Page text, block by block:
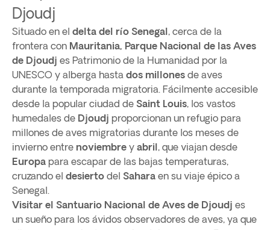
Djoudj
Situado en el delta del río Senegal, cerca de la
frontera con Mauritania, Parque Nacional de las Aves
de Djoudj es Patrimonio de la Humanidad por la
UNESCO y alberga hasta dos millones de aves
durante la temporada migratoria. Fácilmente accesible
desde la popular ciudad de Saint Louis, los vastos
humedales de Djoudj proporcionan un refugio para
millones de aves migratorias durante los meses de
invierno entre noviembre y abril, que viajan desde
Europa para escapar de las bajas temperaturas,
cruzando el desierto del Sahara en su viaje épico a
Senegal.
Visitar el Santuario Nacional de Aves de Djoudj es
un sueño para los ávidos observadores de aves, ya que